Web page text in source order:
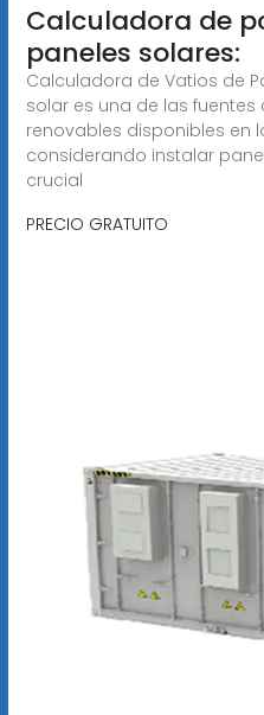
Calculadora de
paneles solares:
Calculadora de Vatios de
solar es una de las
renovables disponibles en
considerando instalar
crucial
PRECIO GRATUITO